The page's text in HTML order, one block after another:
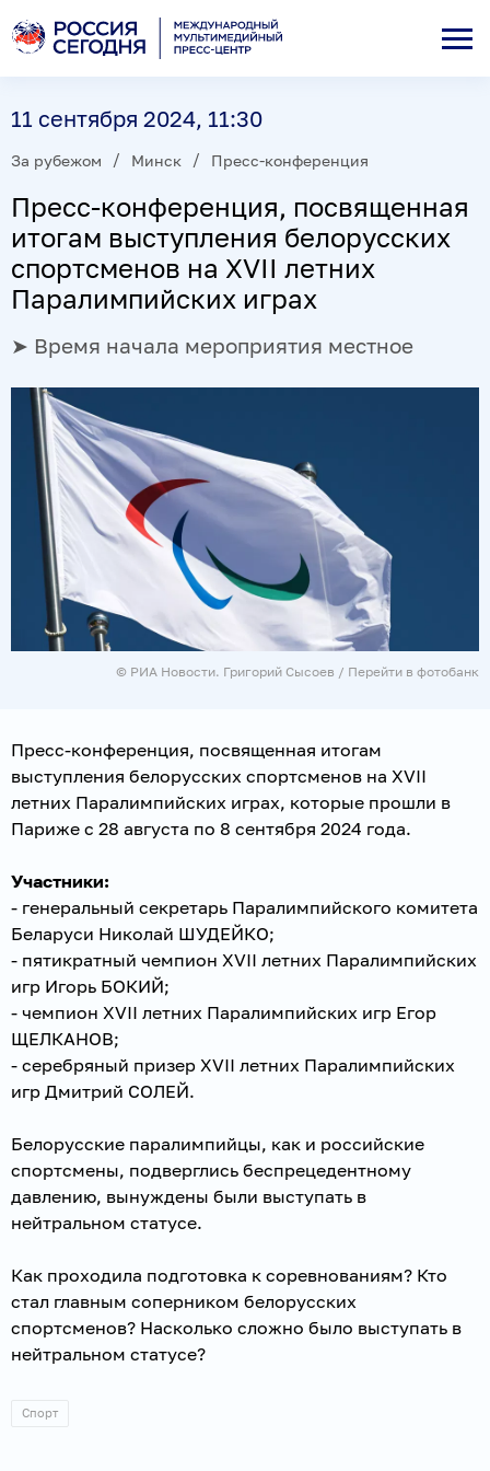
11 сентября 2024, 11:30
За рубежом Минск Пресс-конференция
Пресс-конференция, посвященная
итогам выступления белорусских
спортсменов на XVII летних
Паралимпийских играх
➤ Время начала мероприятия местное
© РИА Новости. Григорий Сысоев / Перейти в фотобанк
Пресс-конференция, посвященная итогам
выступления белорусских спортсменов на XVII
летних Паралимпийских играх, которые прошли в
Париже с 28 августа по 8 сентября 2024 года.
Участники:
- генеральный секретарь Паралимпийского комитета
Беларуси Николай ШУДЕЙКО;
- пятикратный чемпион XVII летних Паралимпийских
игр Игорь БОКИЙ;
- чемпион XVII летних Паралимпийских игр Егор
ЩЕЛКАНОВ;
- серебряный призер XVII летних Паралимпийских
игр Дмитрий СОЛЕЙ.
Белорусские паралимпийцы, как и российские
спортсмены, подверглись беспрецедентному
давлению, вынуждены были выступать в
нейтральном статусе.
Как проходила подготовка к соревнованиям? Кто
стал главным соперником белорусских
спортсменов? Насколько сложно было выступать в
нейтральном статусе?
Спорт